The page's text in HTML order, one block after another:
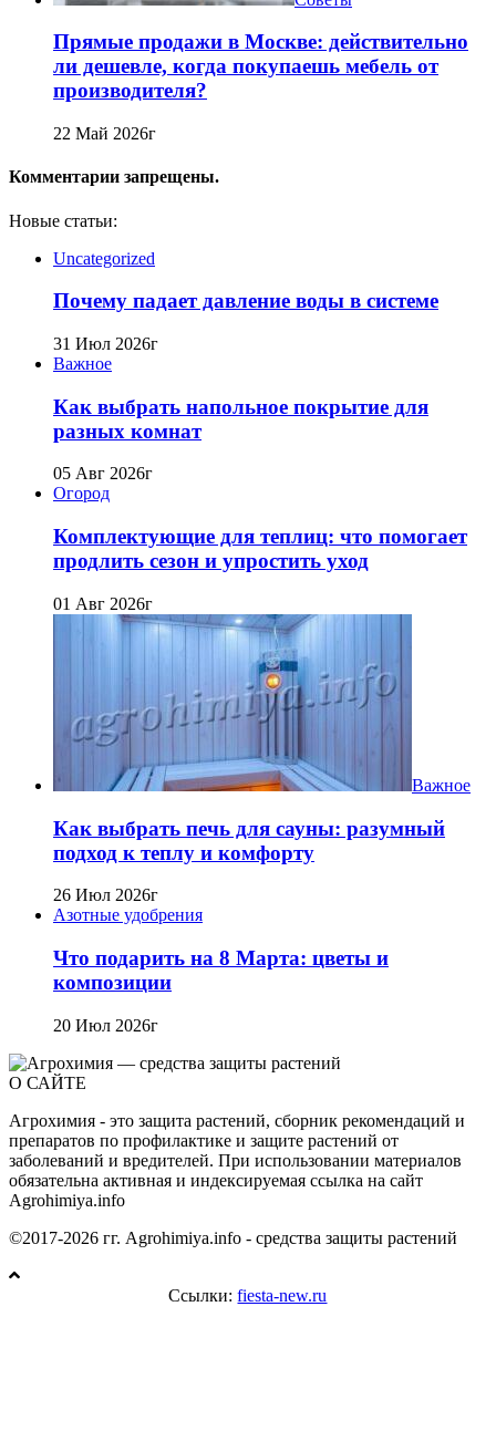
Прямые продажи в Москве: действительно
ли дешевле, когда покупаешь мебель от
производителя?
22 Май 2026г
Комментарии запрещены.
Новые статьи:
Uncategorized
Почему падает давление воды в системе
31 Июл 2026г
Важное
Как выбрать напольное покрытие для
разных комнат
05 Авг 2026г
Огород
Комплектующие для теплиц: что помогает
продлить сезон и упростить уход
01 Авг 2026г
Важное
Как выбрать печь для сауны: разумный
подход к теплу и комфорту
26 Июл 2026г
Азотные удобрения
Что подарить на 8 Марта: цветы и
композиции
20 Июл 2026г
О САЙТЕ
Агрохимия - это защита растений, сборник рекомендаций и
препаратов по профилактике и защите растений от
заболеваний и вредителей. При использовании материалов
обязательна активная и индексируемая ссылка на сайт
Agrohimiya.info
©2017-2026 гг. Agrohimiya.info - средства защиты растений
Ссылки:fiesta-new.ru